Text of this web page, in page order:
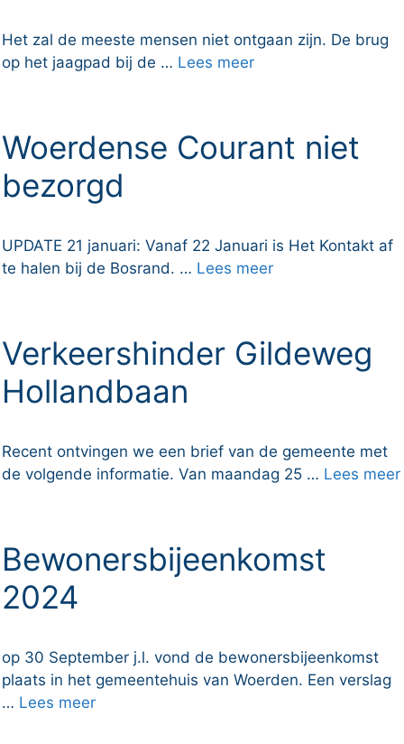
Het zal de meeste mensen niet ontgaan zijn. De brug
op het jaagpad bij de … Lees meer
Woerdense Courant niet
bezorgd
UPDATE 21 januari: Vanaf 22 Januari is Het Kontakt af
te halen bij de Bosrand. … Lees meer
Verkeershinder Gildeweg
Hollandbaan
Recent ontvingen we een brief van de gemeente met
de volgende informatie. Van maandag 25 … Lees meer
Bewonersbijeenkomst
2024
op 30 September j.l. vond de bewonersbijeenkomst
plaats in het gemeentehuis van Woerden. Een verslag
… Lees meer